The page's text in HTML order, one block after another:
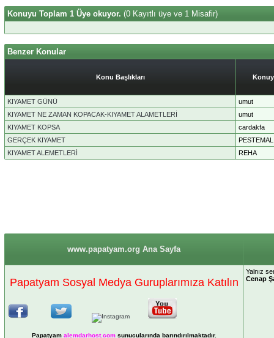
Konuyu Toplam 1 Üye okuyor. (0 Kayıtlı üye ve 1 Misafir)
Benzer Konular
Konu Başlıkları
KIYAMET GÜNÜ
umut
KIYAMET NE ZAMAN KOPACAK-KIYAMET ALAMETLERİ
umut
KIYAMET KOPSA
cardakfa
GERÇEK KIYAMET
PESTEMAL
KIYAMET ALEMETLERİ
REHA
www.papatyam.org Ana Sayfa
Papatyam Sosyal Medya Guruplarımıza Katılın
Papatyam alemdarhost.comsunucularında barındırılmaktadır.
Yalnız
Cenap